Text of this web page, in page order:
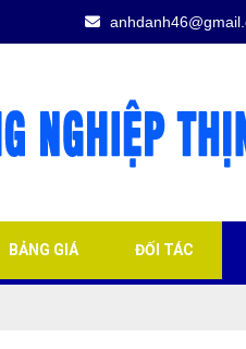
BẢNG GIÁ ĐỐI TÁC